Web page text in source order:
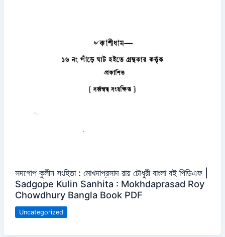
সদগোপ কুলীন সংহিতা : মোখদাপ্রসাদ রায় চৌধুরী বাংলা বই পিডিএফ |
Sadgope Kulin Sanhita : Mokhdaprasad Roy
Chowdhury Bangla Book PDF
Uncategorized